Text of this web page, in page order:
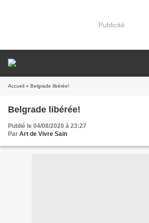
Publicité
Accueil » Belgrade libérée!
Belgrade libérée!
Publié le 04/08/2020 à 23:27
Par Art de Vivre Sain